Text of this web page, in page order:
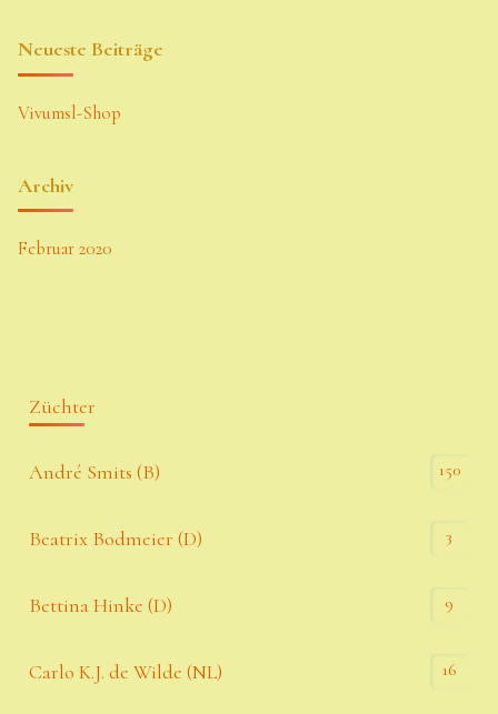
Neueste Beiträge
Vivumsl-Shop
Archiv
Februar 2020
Züchter
André Smits (B) 150
Beatrix Bodmeier (D) 3
Bettina Hinke (D) 9
Carlo K.J. de Wilde (NL) 16